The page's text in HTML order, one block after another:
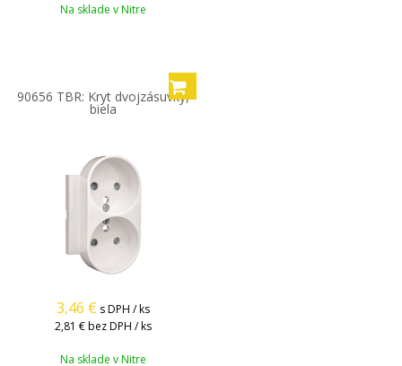
Na sklade v Nitre
90656 TBR: Kryt dvojzásuvky,
biela
3,46 € s DPH / ks
2,81 € bez DPH / ks
Na sklade v Nitre